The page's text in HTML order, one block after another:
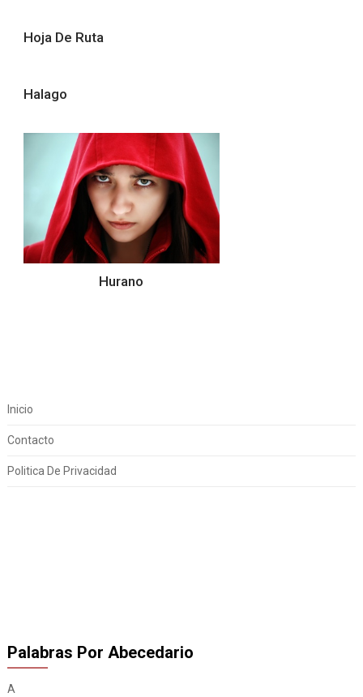
Hoja De Ruta
Halago
Hurano
Inicio
Contacto
Politica De Privacidad
Palabras Por Abecedario
A